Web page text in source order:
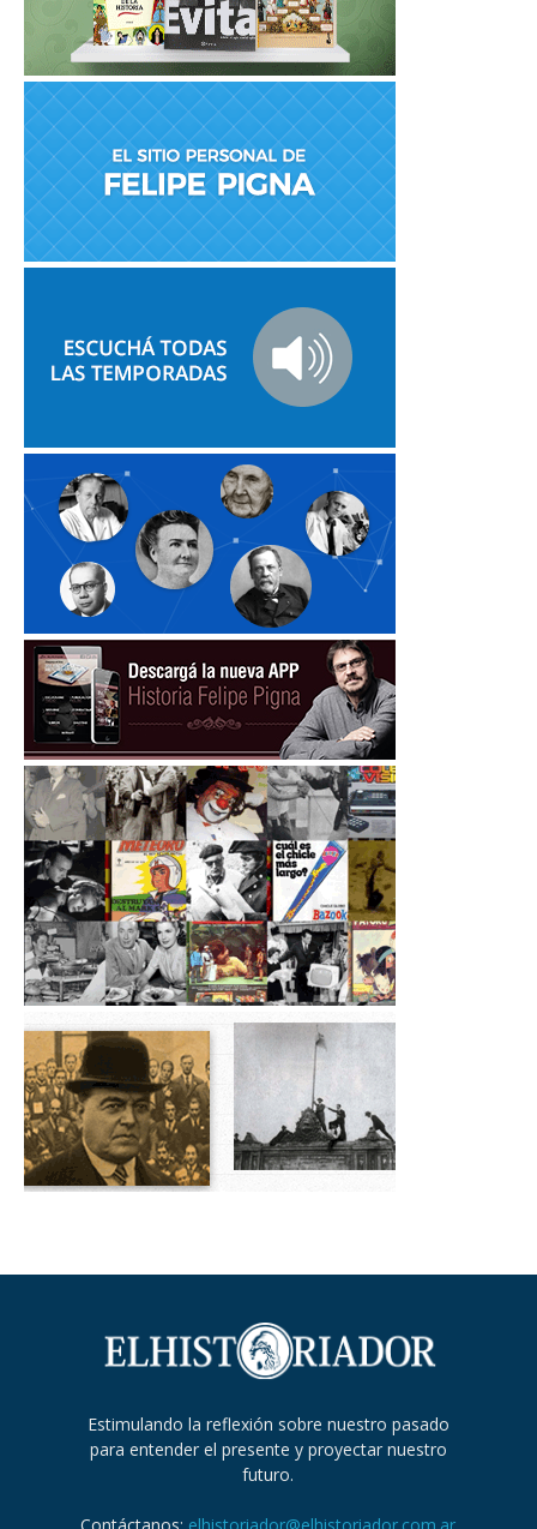
Estimulando la reflexión sobre nuestro pasado
para entender el presente y proyectar nuestro
futuro.
Contáctanos: elhistoriador@elhistoriador.com.ar